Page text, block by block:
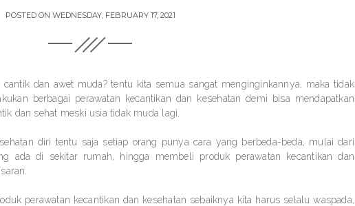
POSTED ON WEDNESDAY, FEBRUARY 17, 2021
dan awet muda? tentu kita semua sangat menginginkannya, maka tidak
berbagai perawatan kecantikan dan kesehatan demi bisa mendapatkan
dan sehat meski usia tidak muda lagi.
diri tentu saja setiap orang punya cara yang berbeda-beda, mulai dari
ada di sekitar rumah, hingga membeli produk perawatan kecantikan dan
perawatan kecantikan dan kesehatan sebaiknya kita harus selalu waspada,